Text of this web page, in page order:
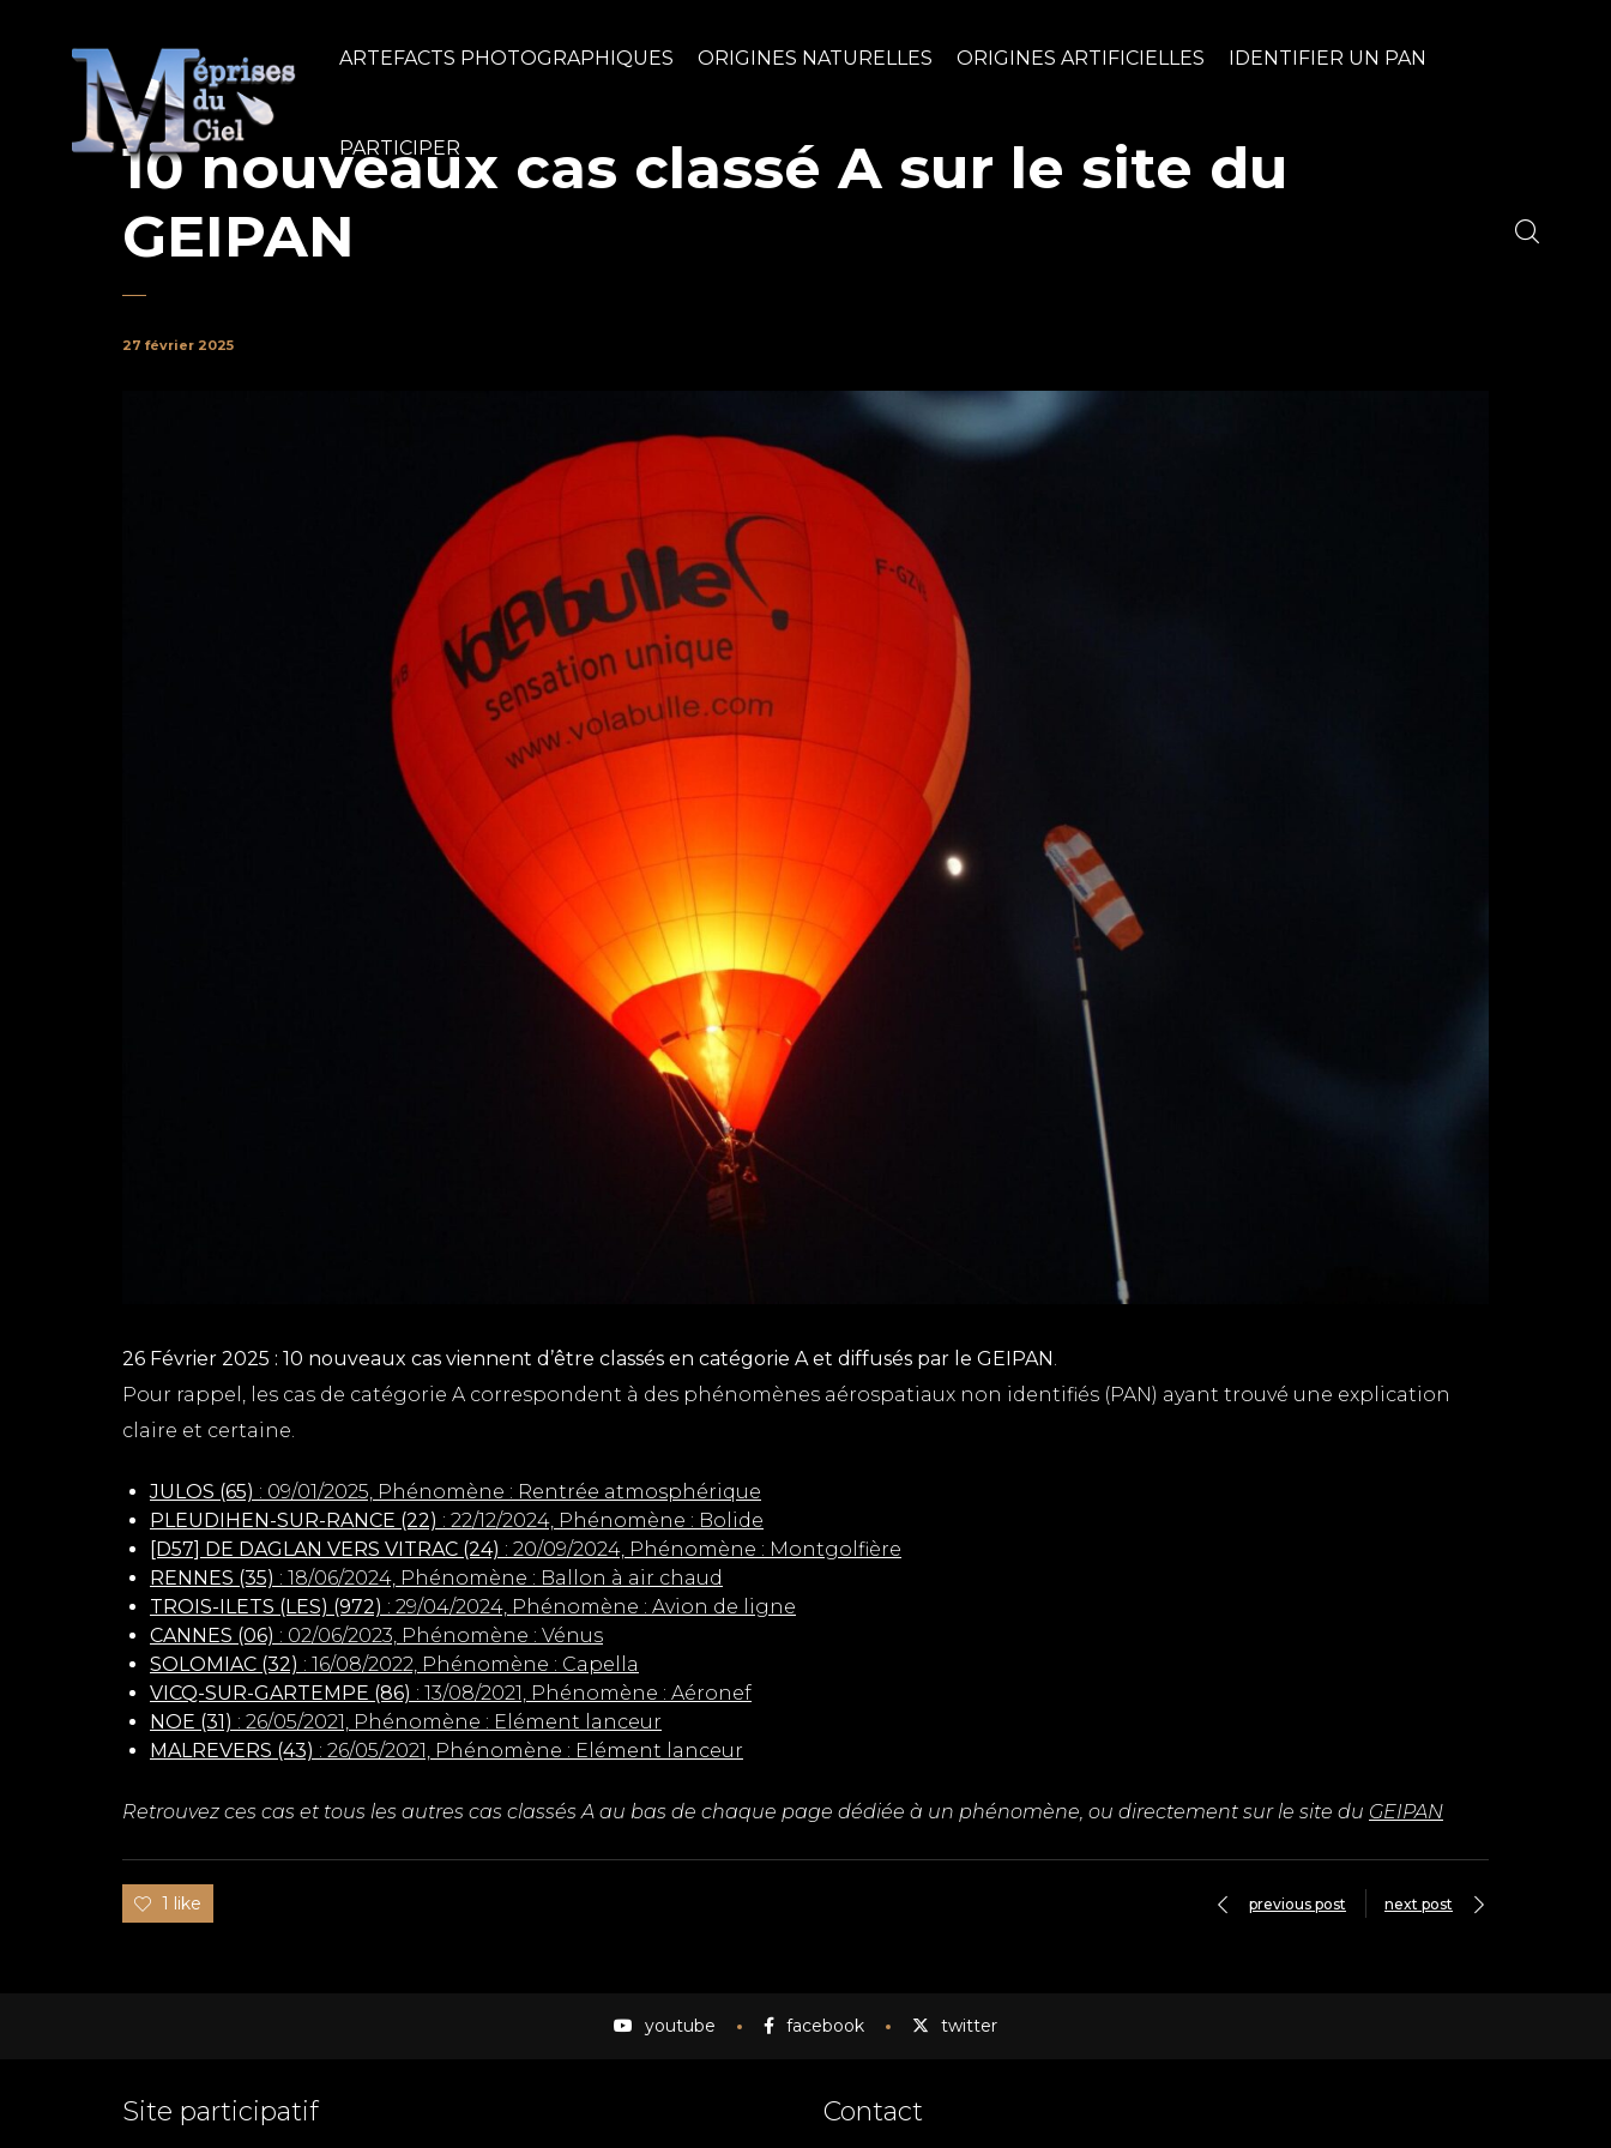
ARTEFACTS PHOTOGRAPHIQUES ORIGINES NATURELLES ORIGINES ARTIFICIELLES IDENTIFIER UN PAN
PARTICIPER
10 nouveaux cas classé A sur le site du
GEIPAN
27 février 2025
26 Février 2025 : 10 nouveaux cas viennent d’être classés en catégorie A et diffusés par le GEIPAN .
Pour rappel, les cas de catégorie A correspondent à des phénomènes aérospatiaux non identifiés (PAN) ayant trouvé une explication
claire et certaine.
JULOS (65) : 09/01/2025, Phénomène : Rentrée atmosphérique
PLEUDIHEN-SUR-RANCE (22) : 22/12/2024, Phénomène : Bolide
[D57] DE DAGLAN VERS VITRAC (24) : 20/09/2024, Phénomène : Montgolfière
RENNES (35) : 18/06/2024, Phénomène : Ballon à air chaud
TROIS-ILETS (LES) (972) : 29/04/2024, Phénomène : Avion de ligne
CANNES (06) : 02/06/2023, Phénomène : Vénus
SOLOMIAC (32) : 16/08/2022, Phénomène : Capella
VICQ-SUR-GARTEMPE (86) : 13/08/2021, Phénomène : Aéronef
NOE (31) : 26/05/2021, Phénomène : Elément lanceur
MALREVERS (43) : 26/05/2021, Phénomène : Elément lanceur
Retrouvez ces cas et tous les autres cas classés A au bas de chaque page dédiée à un phénomène, ou directement sur le site du GEIPAN
1 like previous post next post
youtube facebook twitter
Site participatif Contact